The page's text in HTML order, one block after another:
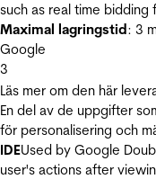
such as real time
Maximal lagringstid: 3
Google
3
Läs mer om den här
En del av de uppgifter
för personalisering och
IDEUsed by Google
user's actions after